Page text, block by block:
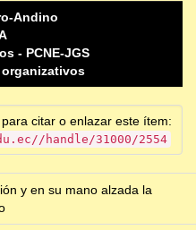
Andino
- PCNE-JGS
organizativos
citar o enlazar este ítem:
handle/31000/2554
y en su mano alzada la